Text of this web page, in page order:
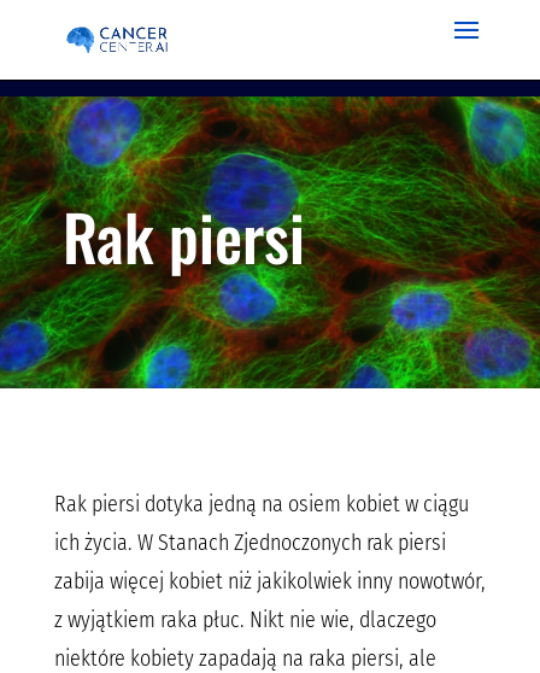
Rak piersi
Rak piersi dotyka jedną na osiem kobiet w ciągu
ich życia. W Stanach Zjednoczonych rak piersi
zabija więcej kobiet niż jakikolwiek inny nowotwór,
z wyjątkiem raka płuc. Nikt nie wie, dlaczego
niektóre kobiety zapadają na raka piersi, ale